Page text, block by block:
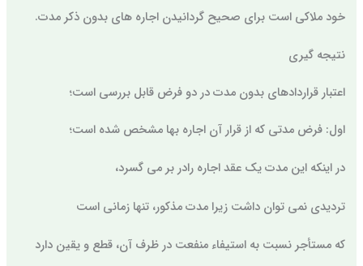
خود ملاکی است برای صحیح گردانیدن اجاره های بدون ذکر مدت.
نتیجه گیری
اعتبار قراردادهای بدون مدت در دو فرض قابل بررسی است؛
اول: فرض مدتی که از قرار آن اجاره بها مشخص شده است؛
در اینکه این مدت یک عقد اجاره رادر بر می گسرد،
تردیدی نمی توان داشت زیرا مدت مذکور، تنها زمانی است
که مستأجر نسبت به استیفاء منفعت در ظرف آن، قطع و یقین دارد